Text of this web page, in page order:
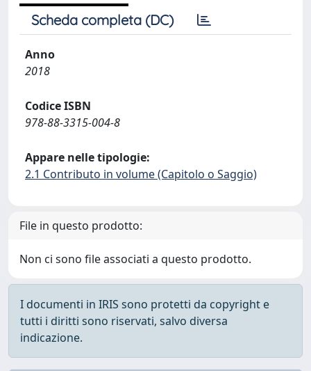
Scheda completa (DC)
Anno
2018
Codice ISBN
978-88-3315-004-8
Appare nelle tipologie:
2.1 Contributo in volume (Capitolo o Saggio)
File in questo prodotto:
Non ci sono file associati a questo prodotto.
I documenti in IRIS sono protetti da copyright e
tutti i diritti sono riservati, salvo diversa
indicazione.